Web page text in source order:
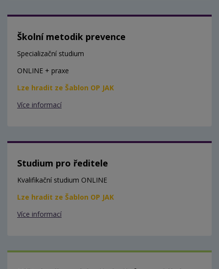
Školní metodik prevence
Specializační studium
ONLINE + praxe
Lze hradit ze Šablon OP JAK
Více informací
Studium pro ředitele
Kvalifikační studium ONLINE
Lze hradit ze Šablon OP JAK
Více informací